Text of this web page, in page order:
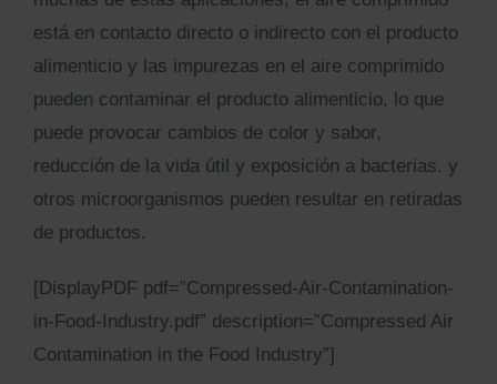
está en contacto directo o indirecto con el producto
alimenticio y las impurezas en el aire comprimido
pueden contaminar el producto alimenticio, lo que
puede provocar cambios de color y sabor,
reducción de la vida útil y exposición a bacterias. y
otros microorganismos pueden resultar en retiradas
de productos.
[DisplayPDF pdf=”Compressed-Air-Contamination-
in-Food-Industry.pdf” description=”Compressed Air
Contamination in the Food Industry”]